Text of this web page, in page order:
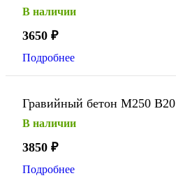
В наличии
3650 ₽
Подробнее
Гравийный бетон М250 В20
В наличии
3850 ₽
Подробнее